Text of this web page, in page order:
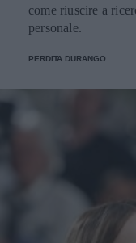
come riuscire a
personale.
PERDITA DURANGO